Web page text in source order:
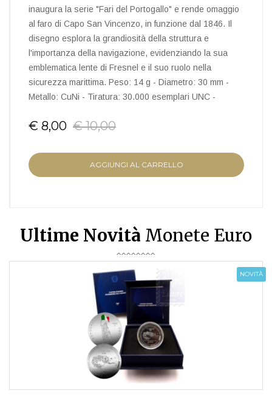
inaugura la serie "Fari del Portogallo" e rende omaggio
al faro di Capo San Vincenzo, in funzione dal 1846. Il
disegno esplora la grandiosità della struttura e
l'importanza della navigazione, evidenziando la sua
emblematica lente di Fresnel e il suo ruolo nella
sicurezza marittima. Peso: 14 g - Diametro: 30 mm -
Metallo: CuNi - Tiratura: 30.000 esemplari UNC -
€ 8,00 € 10,00
AGGIUNGI AL CARRELLO
Ultime Novità Monete Euro
NOVITÀ